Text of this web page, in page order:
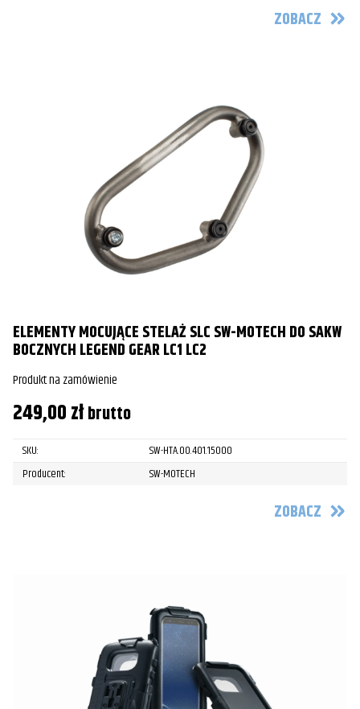
ZOBACZ
ELEMENTY MOCUJĄCE STELAŻ SLC SW-MOTECH DO SAKW
BOCZNYCH LEGEND GEAR LC1 LC2
Produkt na zamówienie
249,00złbrutto
SKU:
SW-HTA.00.401.15000
Producent:
SW-MOTECH
ZOBACZ